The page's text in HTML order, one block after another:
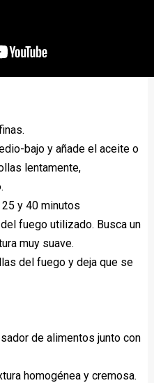
bajo y añade el aceite o
lentamente,
y 40 minutos
fuego utilizado. Busca un
muy suave.
del fuego y deja que se
de alimentos junto con
homogénea y cremosa.